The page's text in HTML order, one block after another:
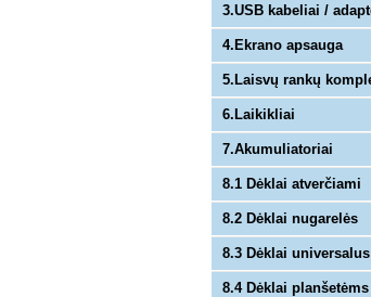
3.USB kabeliai /
4.Ekrano apsauga
5.Laisvų rankų
6.Laikikliai
7.Akumuliatoriai
8.1 Dėklai atverčiami
8.2 Dėklai nugarelės
8.3 Dėklai universalus
8.4 Dėklai